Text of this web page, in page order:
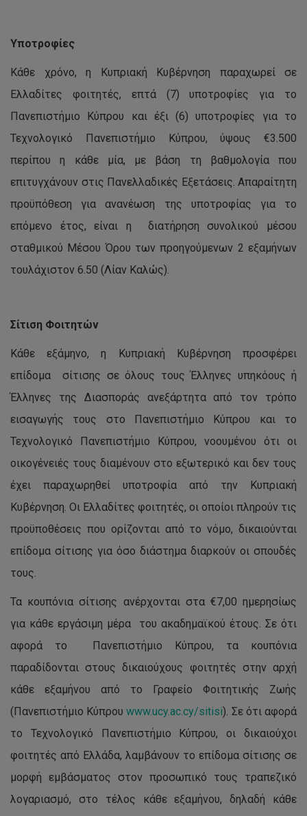
Υποτροφίες
Κάθε χρόνο, η Κυπριακή Κυβέρνηση παραχωρεί σε
Ελλαδίτες φοιτητές, επτά (7) υποτροφίες για το
Πανεπιστήμιο Κύπρου και έξι (6) υποτροφίες για το
Τεχνολογικό Πανεπιστήμιο Κύπρου, ύψους €3.500
περίπου η κάθε µία, µε βάση τη βαθμολογία που
επιτυγχάνουν στις Πανελλαδικές Εξετάσεις. Απαραίτητη
προϋπόθεση για ανανέωση της υποτροφίας για το
επόμενο έτος, είναι η διατήρηση συνολικού μέσου
σταθμικού Μέσου Όρου των προηγούμενων 2 εξαμήνων
τουλάχιστον 6.50 (Λίαν Καλώς).
Σίτιση Φοιτητών
Κάθε εξάμηνο, η Κυπριακή Κυβέρνηση προσφέρει
επίδομα σίτισης σε όλους τους Έλληνες υπηκόους ή
Έλληνες της Διασποράς ανεξάρτητα από τον τρόπο
εισαγωγής τους στο Πανεπιστήμιο Κύπρου και το
Τεχνολογικό Πανεπιστήμιο Κύπρου, νοουμένου ότι οι
οικογένειές τους διαμένουν στο εξωτερικό και δεν τους
έχει παραχωρηθεί υποτροφία από την Κυπριακή
Κυβέρνηση. Οι Ελλαδίτες φοιτητές, οι οποίοι πληρούν τις
προϋποθέσεις που ορίζονται από το νόμο, δικαιούνται
επίδομα σίτισης για όσο διάστημα διαρκούν οι σπουδές
τους.
Τα κουπόνια σίτισης ανέρχονται στα €7,00 ημερησίως
για κάθε εργάσιμη μέρα του ακαδημαϊκού έτους. Σε ότι
αφορά το Πανεπιστήμιο Κύπρου, τα κουπόνια
παραδίδονται στους δικαιούχους φοιτητές στην αρχή
κάθε εξαμήνου από το Γραφείο Φοιτητικής Ζωής
(Πανεπιστήμιο Κύπρουwww.ucy.ac.cy/sitisi). Σε ότι αφορά
το Τεχνολογικό Πανεπιστήμιο Κύπρου, οι δικαιούχοι
φοιτητές από Ελλάδα, λαμβάνουν το επίδομα σίτισης σε
μορφή εμβάσματος στον προσωπικό τους τραπεζικό
λογαριασμό, στο τέλος κάθε εξαμήνου, δηλαδή κάθε